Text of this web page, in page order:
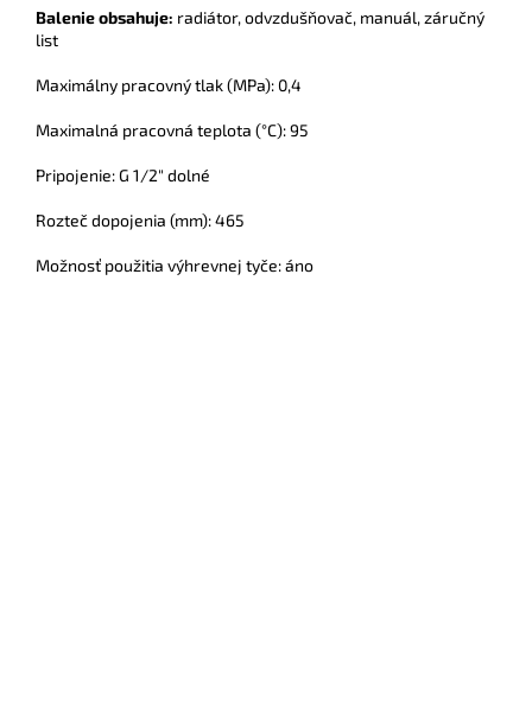
Balenie obsahuje: radiátor,odvzdušňovač, manuál, záručný
list
Maximálny pracovný tlak (MPa): 0,4
Maximalná pracovná teplota (°C): 95
Pripojenie: G 1/2" dolné
Rozteč dopojenia (mm): 465
Možnosť použitia výhrevnej tyče: áno